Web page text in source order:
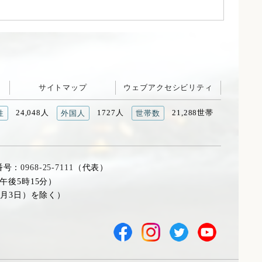
サイトマップ ウェブアクセシビリティ
24,048人 外国人 1727人 世帯数 21,288世帯
号：0968-25-7111
（代表）
後5時15分）
3日）を除く）